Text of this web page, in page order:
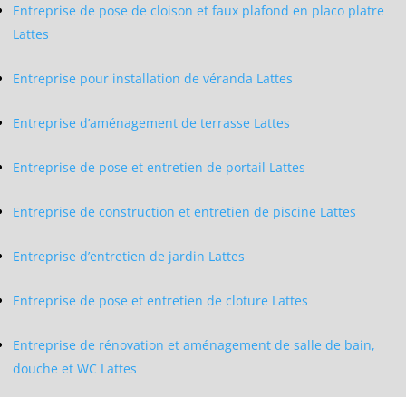
Entreprise de pose de cloison et faux plafond en placo platre
Lattes
Entreprise pour installation de véranda Lattes
Entreprise d’aménagement de terrasse Lattes
Entreprise de pose et entretien de portail Lattes
Entreprise de construction et entretien de piscine Lattes
Entreprise d’entretien de jardin Lattes
Entreprise de pose et entretien de cloture Lattes
Entreprise de rénovation et aménagement de salle de bain,
douche et WC Lattes